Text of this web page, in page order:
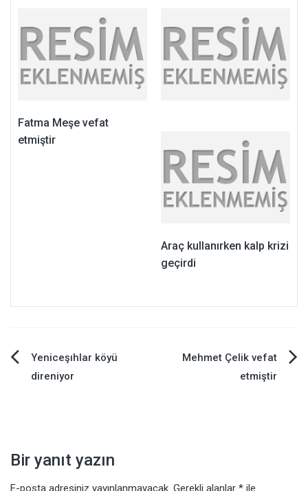
Fatma Meşe vefat
etmiştir
Araç kullanırken kalp krizi
geçirdi
YazıYeniceşıhlar köyü
direniyor
Mehmet Çelik vefat
etmiştir
Bir yanıt yazın
E-posta adresiniz yayınlanmayacak. Gerekli alanlar * ile